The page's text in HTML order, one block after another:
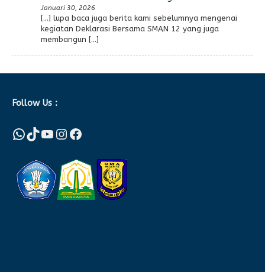
Januari 30, 2026
[…] lupa baca juga berita kami sebelumnya mengenai
kegiatan Deklarasi Bersama SMAN 12 yang juga
membangun […]
Follow Us :
WhatsApp
TikTok
YouTube
Instagram
Facebook